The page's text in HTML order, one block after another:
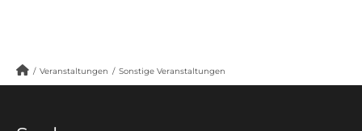
/ Veranstaltungen / Sonstige Veranstaltungen